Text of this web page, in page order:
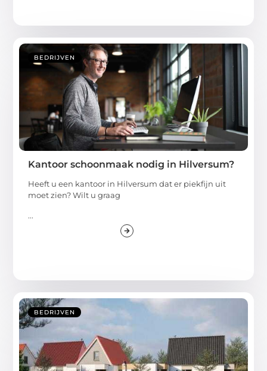
BEDRIJVEN
Kantoor schoonmaak nodig in Hilversum?
Heeft u een kantoor in Hilversum dat er piekfijn uit
moet zien? Wilt u graag
...
BEDRIJVEN